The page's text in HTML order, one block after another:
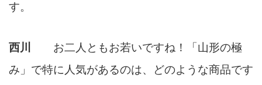
す。
西川
お二人ともお若いですね！「山形の極
み」で特に人気があるのは、どのような商品です